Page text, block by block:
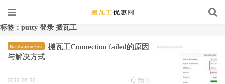
标签：putty 登录 搬瓦工
BandwagonHost
搬瓦工Connection failed的原因
与解决方式
2022-08-20 赞(1 )